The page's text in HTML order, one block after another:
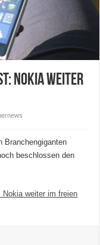
Nokia weiter
Branchengiganten
beschlossen den
weiter im freien